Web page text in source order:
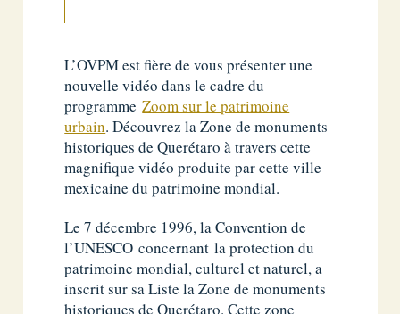
L’OVPM est fière de vous présenter une
nouvelle vidéo dans le cadre du
programmeZoom sur le patrimoine
urbain. Découvrez la Zone de monuments
historiques de Querétaro à travers cette
magnifique vidéo produite par cette ville
mexicaine du patrimoine mondial.
Le 7 décembre 1996, la Convention de
l’UNESCO concernant la protection du
patrimoine mondial, culturel et naturel, a
inscrit sur sa Liste la Zone de monuments
historiques de Querétaro. Cette zone